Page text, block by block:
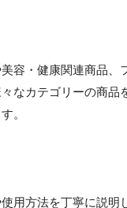
容・健康関連商品、
なカテゴリーの商品
。
用方法を丁寧に説明